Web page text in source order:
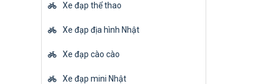
Xe đạp thể thao
Xe đạp địa hình Nhật
Xe đạp cào cào
Xe đạp mini Nhật